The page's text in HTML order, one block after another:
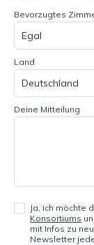
Bevorzugtes
Land
Deine Mitteilung
Ja, ich möchte
Konsortiums
mit Infos zu
Newsletter